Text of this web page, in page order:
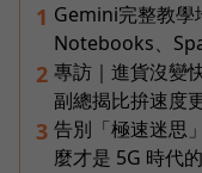
1 Gemini完整教學
Notebooks、
2 專訪｜進貨沒變
副總揭比拚速度
3 告別「極速迷思
麼才是 5G 時代